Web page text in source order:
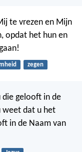
te vrezen en Mijn
opdat het hun en
zegen
die gelooft in de
weet dat u het
in de Naam van